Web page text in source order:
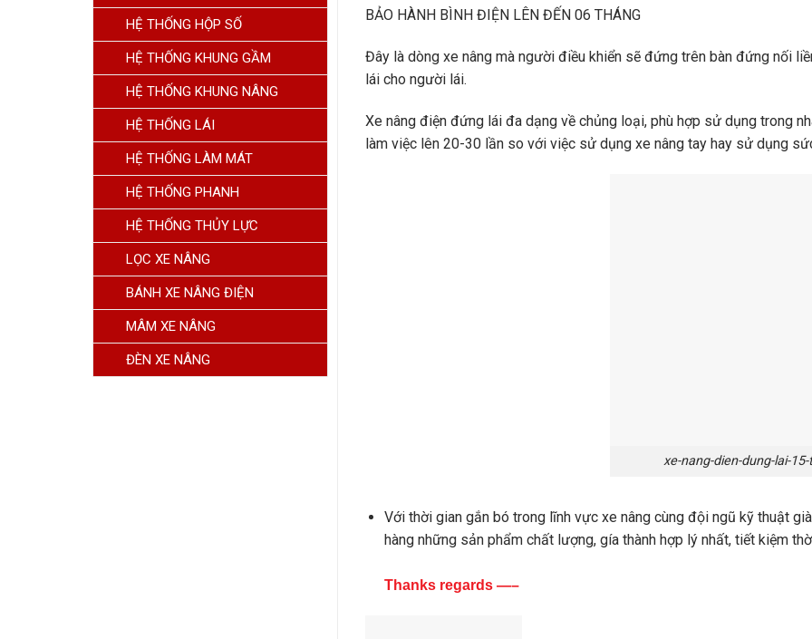
HỆ THỐNG HỘP SỐ
HỆ THỐNG KHUNG GẦM
HỆ THỐNG KHUNG NÂNG
HỆ THỐNG LÁI
HỆ THỐNG LÀM MÁT
HỆ THỐNG PHANH
HỆ THỐNG THỦY LỰC
LỌC XE NÂNG
BÁNH XE NÂNG ĐIỆN
MÂM XE NÂNG
ĐÈN XE NÂNG
BẢO HÀNH BÌNH ĐIỆN LÊN ĐẾN 06 THÁNG
Đây là dòng xe nâng mà người điều khiển sẽ đứng trên bàn đứng nối
lái cho người lái.
Xe nâng điện đứng lái đa dạng về chủng loại, phù hợp sử dụng trong
làm việc lên 20-30 lần so với việc sử dụng xe nâng tay hay sử dụng
xe-nang-dien-dung-lai-
Với thời gian gắn bó trong lĩnh vực xe nâng cùng đội ngũ kỹ thuật
hàng những sản phẩm chất lượng, gía thành hợp lý nhất, tiết kiệm
Thanks regards —–